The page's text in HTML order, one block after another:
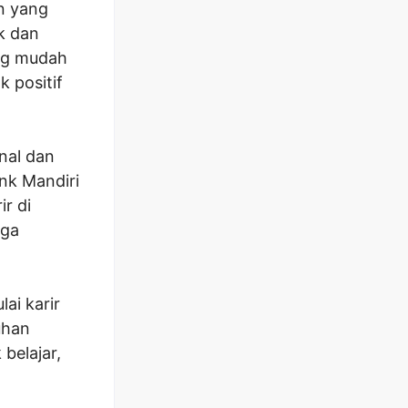
yang
dan
mudah
positif
dan
Mandiri
di
karir